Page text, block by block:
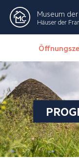
Museum der
Häuser der